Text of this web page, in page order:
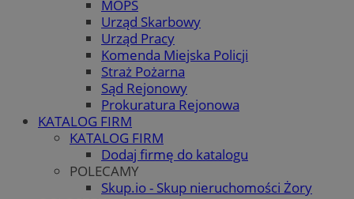
MOPS
Urząd Skarbowy
Urząd Pracy
Komenda Miejska Policji
Straż Pożarna
Sąd Rejonowy
Prokuratura Rejonowa
KATALOG FIRM
KATALOG FIRM
Dodaj firmę do katalogu
POLECAMY
Skup.io - Skup nieruchomości Żory